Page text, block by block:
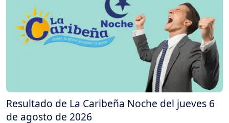
Resultado de La Caribeña Noche del jueves 6
de agosto de 2026